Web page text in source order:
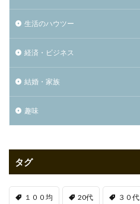
生活のハウツー
経済・ビジネス
結婚・家族
趣味
タグ
１００均 20代 ３０代